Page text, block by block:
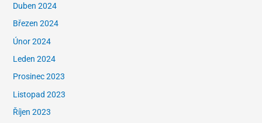
Duben 2024
Březen 2024
Únor 2024
Leden 2024
Prosinec 2023
Listopad 2023
Říjen 2023